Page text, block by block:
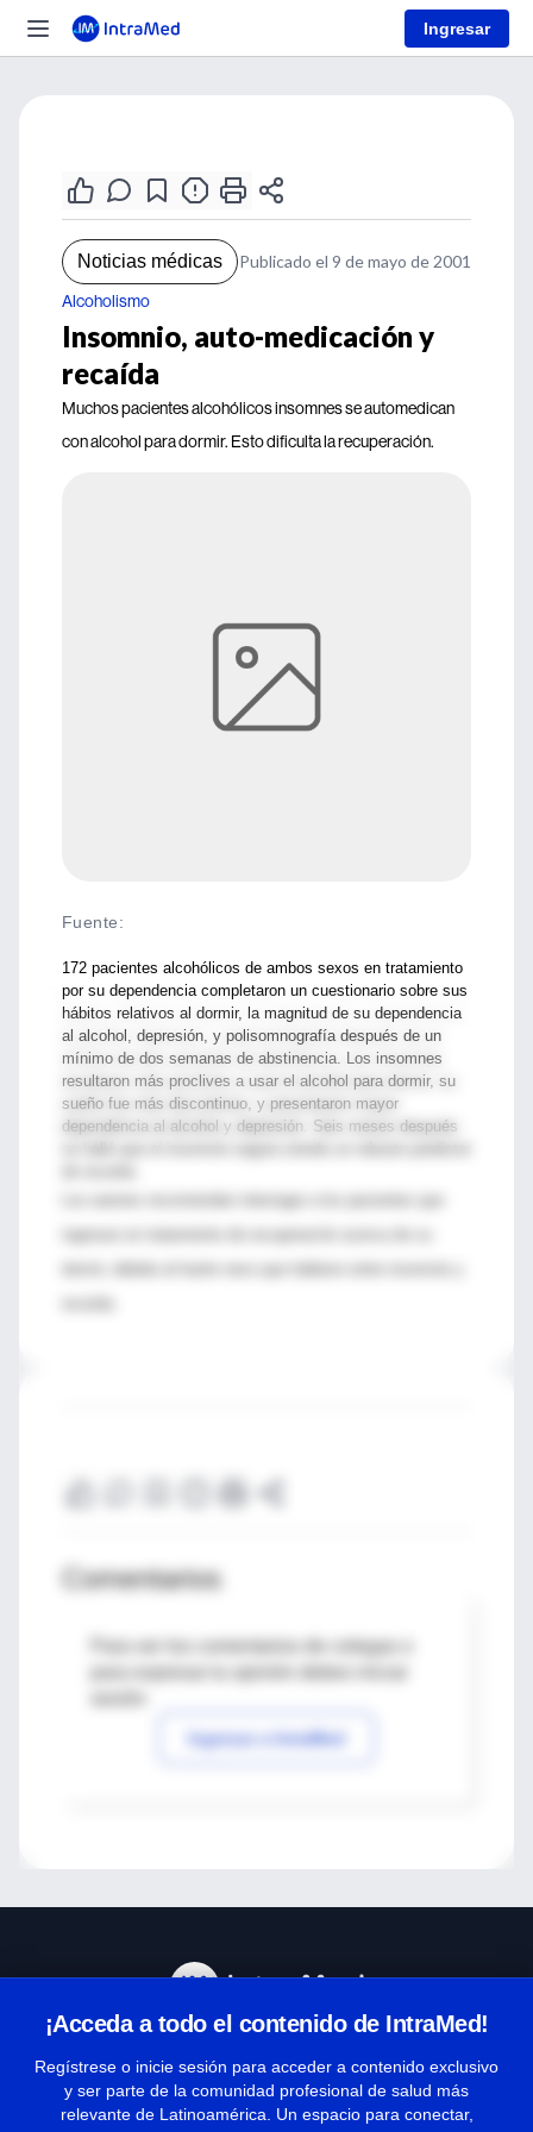
Ingresar
Noticias médicas Publicado el 9 de mayo de 2001
Alcoholismo
Insomnio, auto-medicación y
recaída
Muchos pacientes alcohólicos insomnes se automedican
con alcohol para dormir. Esto dificulta la recuperación.
Fuente:
172 pacientes alcohólicos de ambos sexos en tratamiento
por su dependencia completaron un cuestionario sobre sus
hábitos relativos al dormir, la magnitud de su dependencia
al alcohol, depresión, y polisomnografía después de un
mínimo de dos semanas de abstinencia. Los insomnes
resultaron más proclives a usar el alcohol para dormir, su
sueño fue más discontinuo, y presentaron mayor
dependencia al alcohol y depresión. Seis meses después
Comentarios
Para ver los comentarios de colegas o
Ingresar a IntraMed
¡Acceda a todo el contenido de IntraMed!
Regístrese o inicie sesión para acceder a contenido exclusivo
y ser parte de la comunidad profesional de salud más
relevante de Latinoamérica. Un espacio para conectar,
Términos y condiciones